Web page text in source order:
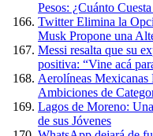
Pesos: ¿Cuánto
Twitter Elimina la
Musk Propone una
Messi resalta que su
positiva: “Vine acá
Aerolíneas
Ambiciones de
Lagos de Moreno:
de sus Jóvenes